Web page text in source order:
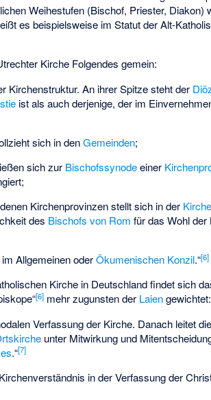
Weihestufen (Bischof, Priester, Diakon)
es beispielsweise im Statut der Alt-
Kirche Folgendes gemein:
Kirchenstruktur. An ihrer Spitze steht der
ist als auch derjenige, der im
sich in denGemeinden;
sich zur Bischofssynodeeiner
Kirchenprovinzen stellt sich in der
des Bischofs von Rom für das Wohl der
Allgemeinen oderÖkumenischen Konzil.“[6]
Kirche in Deutschland findet sich
[6] mehr zugunsten der Laiengewichtet:
Verfassung der Kirche. Danach leitet
unter Mitwirkung und
.“[7]
in der Verfassung der